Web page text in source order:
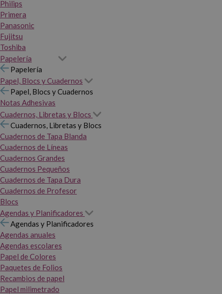
Philips
Primera
Panasonic
Fujitsu
Toshiba
Papelería
Papelería
Papel, Blocs y Cuadernos
Papel, Blocs y Cuadernos
Notas Adhesivas
Cuadernos, Libretas y Blocs
Cuadernos, Libretas y Blocs
Cuadernos de Tapa Blanda
Cuadernos de Líneas
Cuadernos Grandes
Cuadernos Pequeños
Cuadernos de Tapa Dura
Cuadernos de Profesor
Blocs
Agendas y Planificadores
Agendas y Planificadores
Agendas anuales
Agendas escolares
Papel de Colores
Paquetes de Folios
Recambios de papel
Papel milimetrado